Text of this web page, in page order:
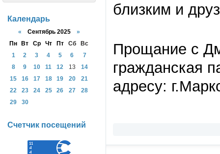
близким и
Прощание с
гражданская
адресу:
Календарь
« Сентябрь 2025 »
Пн
Вт Ср Чт Пт Сб
Вс
1
2 3 4 5 6
7
8
9 10 11 12 13
14
15
16 17 18 19 20
21
22
23 24 25 26 27
28
29
30
Счетчик посещений